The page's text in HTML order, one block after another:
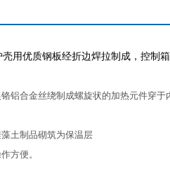
用优质钢板经折边焊拉制成，控制箱
铝合金丝绕制成螺旋状的加热元件穿
土制品砌筑为保温层
方便。